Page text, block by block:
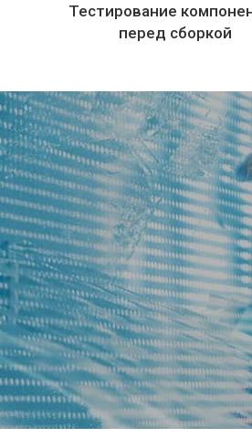
Тестирование
перед сборкой